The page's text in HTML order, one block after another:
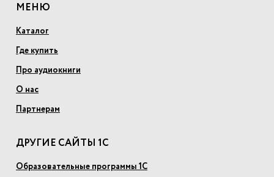
МЕНЮ
Каталог
Где купить
Про аудиокниги
О нас
Партнерам
ДРУГИЕ САЙТЫ 1С
Образовательные программы 1С